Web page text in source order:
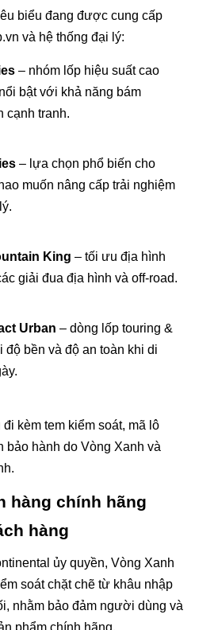
biểu đang được cung cấp
và hệ thống đại lý:
– nhóm lốp hiệu suất cao
bật với khả năng bám
cạnh tranh.
– lựa chọn phổ biến cho
muốn nâng cấp trải nghiệm
King – tối ưu địa hình
giải đua địa hình và off-road.
Urban – dòng lốp touring &
độ bền và độ an toàn khi di
kèm tem kiểm soát, mã lô
bảo hành do Vòng Xanh và
hàng chính hãng
hàng
ủy quyền, Vòng Xanh
soát chặt chẽ từ khâu nhập
nhằm bảo đảm người dùng và
phẩm chính hãng.